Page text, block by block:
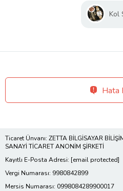
Kol
Hata
Ticaret Ünvanı: ZETTA BİLGİSAYAR
SANAYİ TİCARET ANONİM ŞİRKETİ
Kayıtlı E-Posta Adresi: [email protected]
Vergi Numarası: 9980842899
Mersis Numarası: 0998084289900017